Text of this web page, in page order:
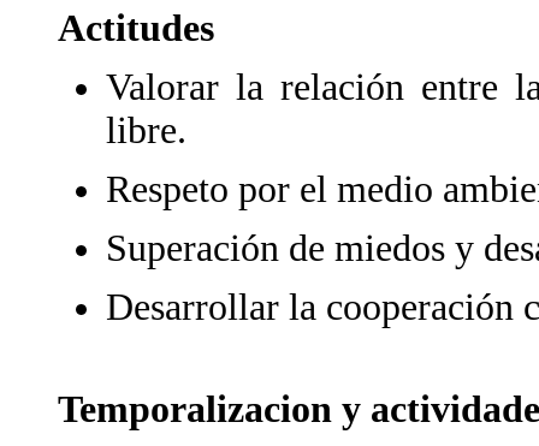
Actitudes
Valorar la relación entre
libre.
Respeto por el medio
Superación de miedos y
Desarrollar la cooperación
Temporalizacion y